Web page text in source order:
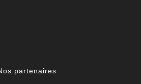
partenaires